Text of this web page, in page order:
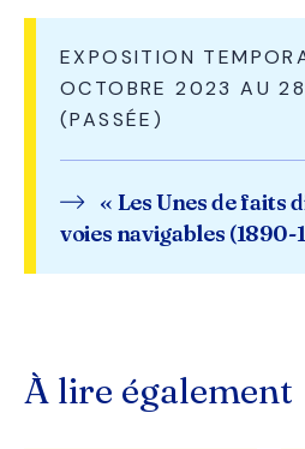
EXPOSITION
OCTOBRE 2023 AU
(PASSÉE)
« Les Unes de faits
voies navigables (1890-
À lire également